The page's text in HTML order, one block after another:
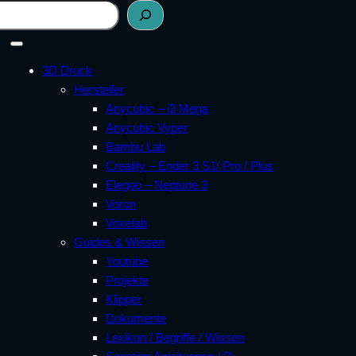
3D Druck
Hersteller
Anycubic – i3 Mega
Anycubic Vyper
Bambu Lab
Creality – Ender 3 S1/ Pro / Plus
Elegoo – Neptune 3
Voron
Voxelab
Guides & Wissen
Youtube
Projekte
Klipper
Dokumente
Lexikon / Begriffe / Wissen